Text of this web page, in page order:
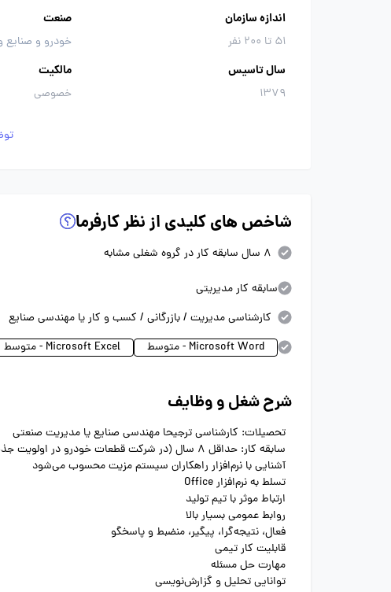
اندازه سازمان
51 تا 200 نفر
صنعت
خودرو و صنایع
سال تاسیس
1379
مالکیت
خصوصی
شاخص های کلیدی از نظر کارفرما
8 سال سابقه کار در گروه شغلی مشابه
سابقه کار مدیریتی
کارشناسی مدیریت / بازرگانی / کسب و کار یا مهندسی صنایع
Microsoft Word - متوسط
Microsoft Excel - متوسط
شرح شغل و وظایف
تحصیلات: کارشناسی ترجیحا مهندسی صنایع یا مدیریت صنعتی
سابقه کار: حداقل 8 سال (در شرکت قطعات خودرو در اولویت جذب می‌باشد)
آشنایی با نرم‌افزار راهکاران سیستم مزیت محسوب می‌شود
تسلط به نرم‌افزار Office
ارتباط موثر با تیم تولید
روابط عمومی بسیار بالا
فعال، نتیجه‌گرا، پیگیر، منضبط و پاسخگو
قابلیت کار تیمی
مهارت حل مسئله
توانایی تحلیل و گزارش‌نویسی